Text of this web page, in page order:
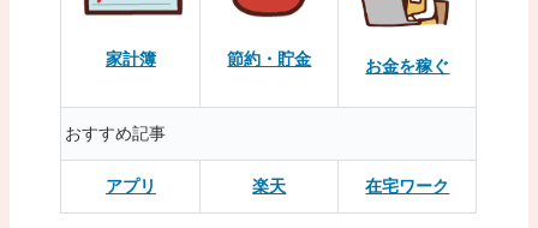
家計簿 節約・貯金 お金を稼ぐ
おすすめ記事
アプリ 楽天 在宅ワーク